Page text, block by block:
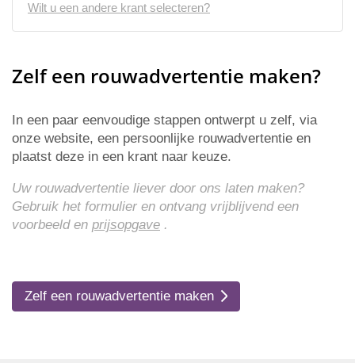
Wilt u een andere krant selecteren?
Zelf een rouwadvertentie maken?
In een paar eenvoudige stappen ontwerpt u zelf, via
onze website, een persoonlijke rouwadvertentie en
plaatst deze in een krant naar keuze.
Uw rouwadvertentie liever door ons laten maken?
Gebruik het formulier en ontvang vrijblijvend een
voorbeeld en prijsopgave .
Zelf een rouwadvertentie maken